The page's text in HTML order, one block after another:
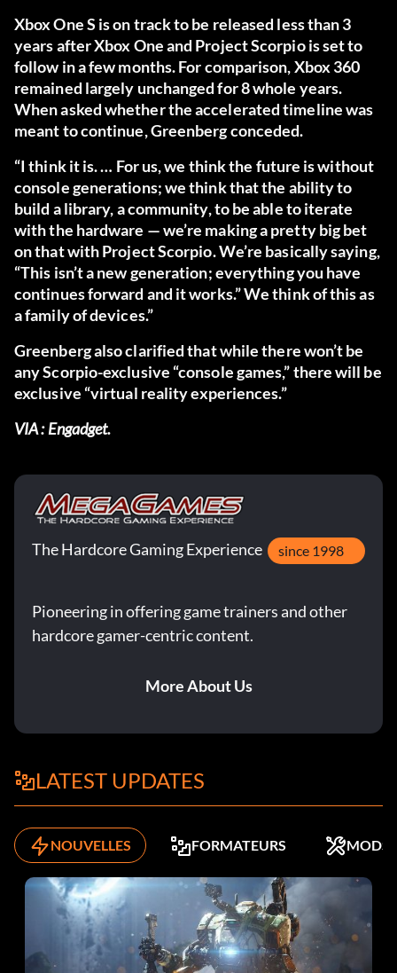
Xbox One S is on track to be released less than 3
years after Xbox One and Project Scorpio is set to
follow in a few months. For comparison, Xbox 360
remained largely unchanged for 8 whole years.
When asked whether the accelerated timeline was
meant to continue, Greenberg conceded.
“I think it is. … For us, we think the future is without
console generations; we think that the ability to
build a library, a community, to be able to iterate
with the hardware — we’re making a pretty big bet
on that with Project Scorpio. We’re basically saying,
“This isn’t a new generation; everything you have
continues forward and it works.” We think of this as
a family of devices.”
Greenberg also clarified that while there won’t be
any Scorpio-exclusive “console games,” there will be
exclusive “virtual reality experiences.”
VIA : Engadget.
The Hardcore Gaming Experience since 1998
Pioneering in offering game trainers and other
hardcore gamer-centric content.
More About Us
LATEST UPDATES
NOUVELLES FORMATEURS MODS